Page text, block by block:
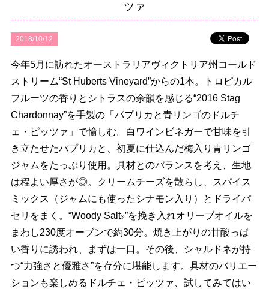
ツァ
2018/10/12
今年5月に訪れたオーストラリアヴィクトリア州コールド
ストリーム“St Huberts Vineyard”からの1本。トロピカル
フルーツの香りとシトラスの余韻を感じる“2016 Stag
Chardonnay”を手製の「パプリカと青リンゴのドルチ
ェ・ピッツァ」で愉しむ。白ワインビネガーで甘味を引
き立たせたパプリカと、初夏に仕込んだ梅入り青リンゴ
ジャムをたっぷり使用。具材とのバランスを考え、生地
は程よい厚さが◎。クリームチーズを散らし、スパイス
ミックス（ジャムにも使ったシナモン入り）とドライパ
セリをまく。“Woody Salt※”を挽き入れオリーブオイルを
まわし230度オーブンで約30分。焼き上がりの甘酸っぱ
い香りに誘われ、まずは一口。その後、シャルドネが持
つ“力強さと優雅さ”を存分に堪能します。具材のバリエー
ションも楽しめるドルチェ・ピッツァ、試してみてはい